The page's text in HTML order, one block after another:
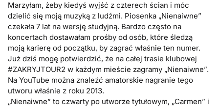
Marzyłam, żeby kiedyś wyjść z czterech ścian i móc
dzielić się moją muzyką z ludźmi. Piosenka „Nienaiwne”
czekała 7 lat na wersję studyjną. Bardzo często na
koncertach dostawałam prośby od osób, które śledzą
moją karierę od początku, by zagrać właśnie ten numer.
Już dziś mogę potwierdzić, że na całej trasie klubowej
#ZAKRYJTOUR2 w każdym mieście zagramy „Nienaiwne”.
Na YouTube można znaleźć amatorskie nagranie tego
utworu właśnie z roku 2013.
„Nienaiwne” to czwarty po utworze tytułowym, „Carmen” i